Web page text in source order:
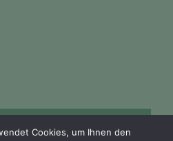
Cookies, um Ihnen den